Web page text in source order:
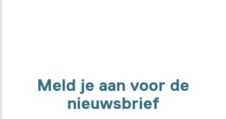
Meld je aan voor de
nieuwsbrief